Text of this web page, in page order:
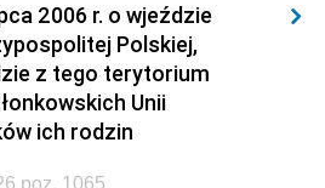
2006 r. o wjeździe
Polskiej,
z tego terytorium
Unii
ich rodzin
poz. 1065